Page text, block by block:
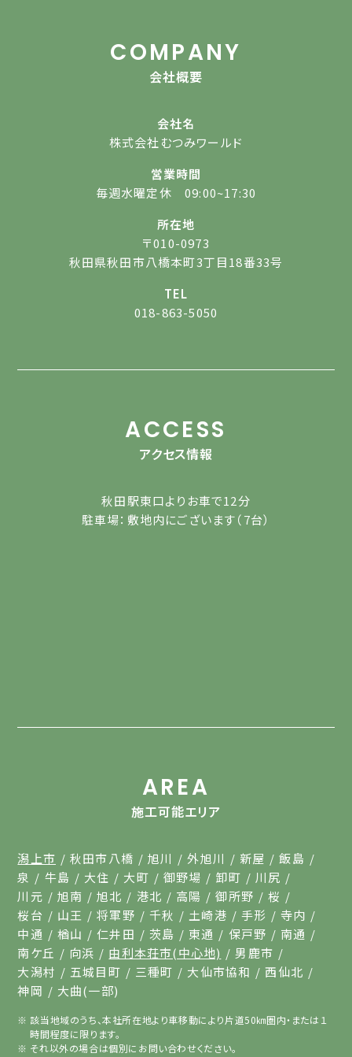
COMPANY
会社概要
会社名
株式会社むつみワールド
営業時間
毎週水曜定休 09:00~17:30
所在地
〒010-0973
秋田県秋田市八橋本町3丁目18番33号
TEL
018-863-5050
ACCESS
アクセス情報
秋田駅東口よりお車で12分
駐車場：敷地内にございます（7台）
AREA
施工可能エリア
潟上市 秋田市八橋 旭川 外旭川 新屋
飯島
泉
牛島 大住 大町 御野場 卸町
川尻
川元
旭南 旭北 港北 高陽 御所野
桜
桜台
山王 将軍野 千秋 土崎港 手形
寺内
中通
楢山 仁井田 茨島 東通 保戸野
南通
南ケ丘
向浜 由利本荘市(中心地)
男鹿市
大潟村
五城目町 三種町 大仙市協和
西仙北
神岡
大曲(一部)
該当地域のうち、本社所在地より車移動により片道50㎞圏内・または１
時間程度に限ります。
それ以外の場合は個別にお問い合わせください。